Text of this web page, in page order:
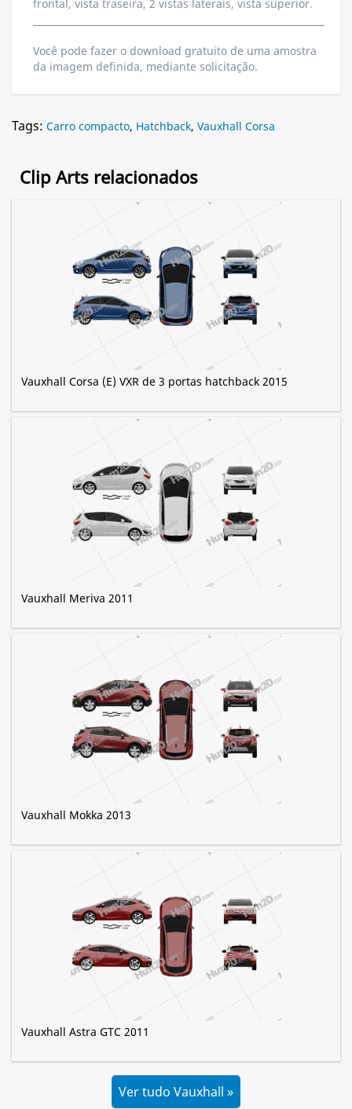
frontal, vista traseira, 2 vistas laterais, vista superior.
Você pode fazer o download gratuito de uma amostra
da imagem definida, mediante solicitação.
Tags: Carro compacto, Hatchback, Vauxhall Corsa
Clip Arts relacionados
Vauxhall Corsa (E) VXR de 3 portas hatchback 2015
Vauxhall Meriva 2011
Vauxhall Mokka 2013
Vauxhall Astra GTC 2011
Ver tudo Vauxhall »